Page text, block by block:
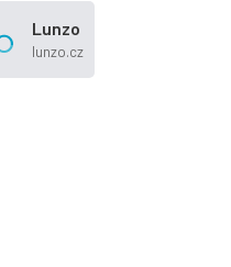
Lunzo
lunzo.cz